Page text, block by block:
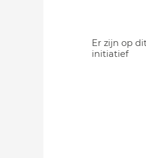
Er zijn op
initiatief